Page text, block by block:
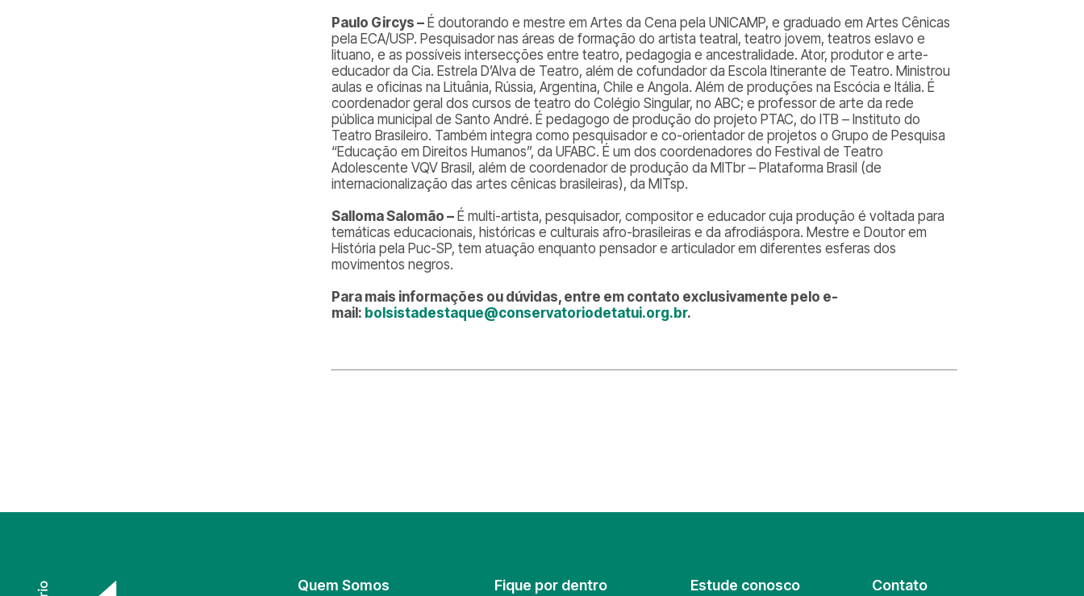
Paulo Gircys – É doutorando e mestre em Artes da Cena pela UNICAMP, e graduado em Artes Cênicas
pela ECA/USP. Pesquisador nas áreas de formação do artista teatral, teatro jovem, teatros eslavo e
lituano, e as possíveis intersecções entre teatro, pedagogia e ancestralidade. Ator, produtor e arte-
educador da Cia. Estrela D’Alva de Teatro, além de cofundador da Escola Itinerante de Teatro. Ministrou
aulas e oficinas na Lituânia, Rússia, Argentina, Chile e Angola. Além de produções na Escócia e Itália. É
coordenador geral dos cursos de teatro do Colégio Singular, no ABC; e professor de arte da rede
pública municipal de Santo André. É pedagogo de produção do projeto PTAC, do ITB – Instituto do
Teatro Brasileiro. Também integra como pesquisador e co-orientador de projetos o Grupo de Pesquisa
“Educação em Direitos Humanos”, da UFABC. É um dos coordenadores do Festival de Teatro
Adolescente VQV Brasil, além de coordenador de produção da MITbr – Plataforma Brasil (de
internacionalização das artes cênicas brasileiras), da MITsp.
Salloma Salomão – É multi-artista, pesquisador, compositor e educador cuja produção é voltada para
temáticas educacionais, históricas e culturais afro-brasileiras e da afrodiáspora. Mestre e Doutor em
História pela Puc-SP, tem atuação enquanto pensador e articulador em diferentes esferas dos
movimentos negros.
Para mais informações ou dúvidas, entre em contato exclusivamente pelo e-
mail: bolsistadestaque@conservatoriodetatui.org.br.
Quem Somos Fique por dentro Estude conosco Contato